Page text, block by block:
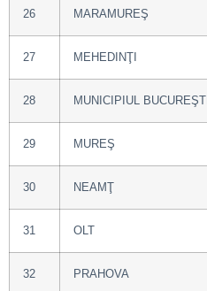
26 MARAMUREŞ
27 MEHEDINŢI
28 MUNICIPIUL BUCUREŞTI
29 MUREŞ
30 NEAMŢ
31 OLT
32 PRAHOVA